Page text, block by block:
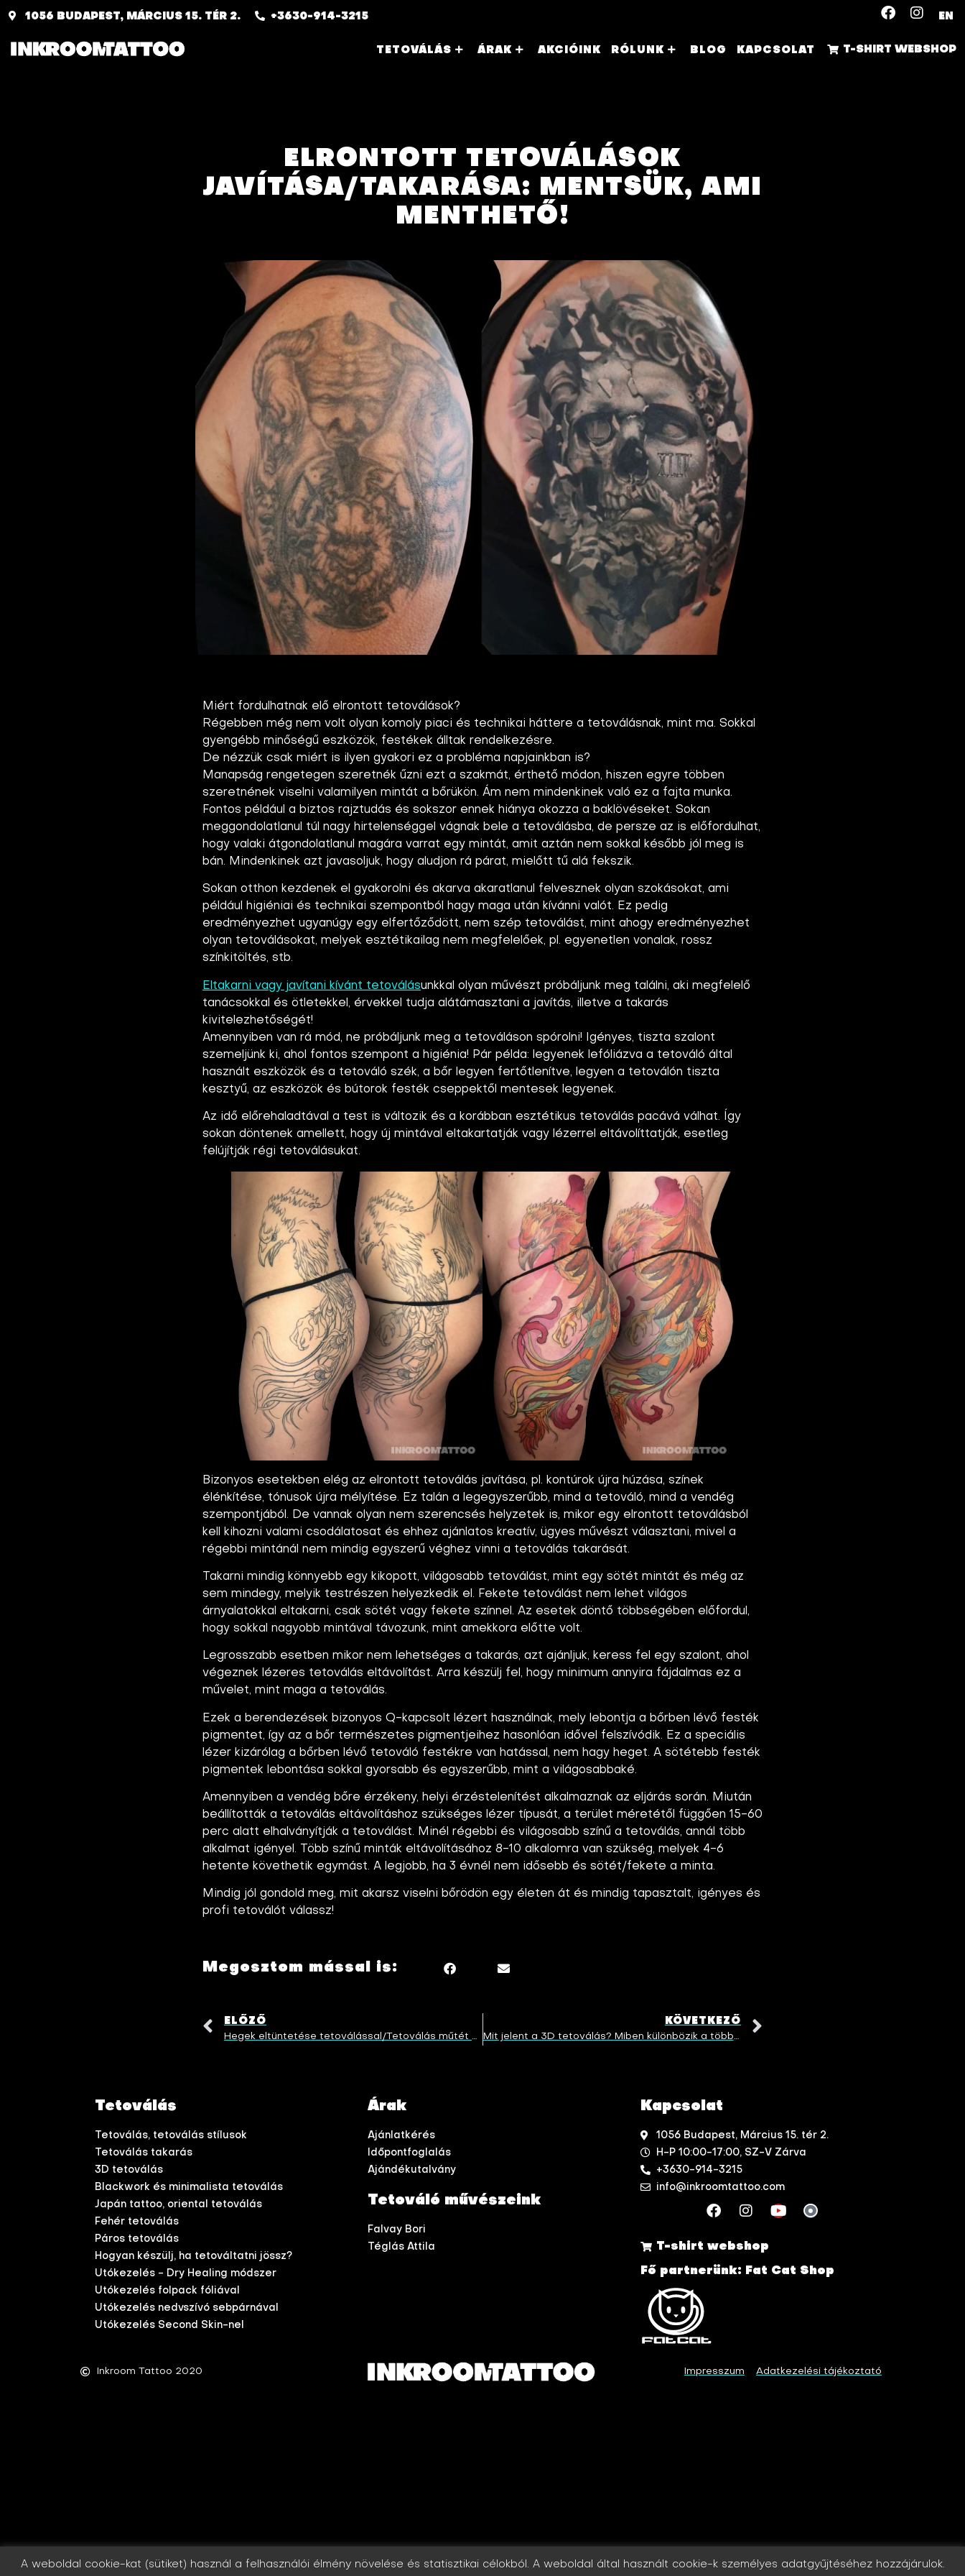
1056 BUDAPEST, MÁRCIUS 15. TÉR 2. +3630-914-3215 EN
TETOVÁLÁS ÁRAK AKCIÓINK RÓLUNK BLOG KAPCSOLAT T-SHIRT WEBSHOP
ELRONTOTT TETOVÁLÁSOK
JAVÍTÁSA/TAKARÁSA: MENTSÜK, AMI
MENTHETŐ!
Miért fordulhatnak elő elrontott tetoválások?
Régebben még nem volt olyan komoly piaci és technikai háttere a tetoválásnak, mint ma. Sokkal
gyengébb minőségű eszközök, festékek álltak rendelkezésre.
De nézzük csak miért is ilyen gyakori ez a probléma napjainkban is?
Manapság rengetegen szeretnék űzni ezt a szakmát, érthető módon, hiszen egyre többen
szeretnének viselni valamilyen mintát a bőrükön. Ám nem mindenkinek való ez a fajta munka.
Fontos például a biztos rajztudás és sokszor ennek hiánya okozza a baklövéseket. Sokan
meggondolatlanul túl nagy hirtelenséggel vágnak bele a tetoválásba, de persze az is előfordulhat,
hogy valaki átgondolatlanul magára varrat egy mintát, amit aztán nem sokkal később jól meg is
bán. Mindenkinek azt javasoljuk, hogy aludjon rá párat, mielőtt tű alá fekszik.
Sokan otthon kezdenek el gyakorolni és akarva akaratlanul felvesznek olyan szokásokat, ami
például higiéniai és technikai szempontból hagy maga után kívánni valót. Ez pedig
eredményezhet ugyanúgy egy elfertőződött, nem szép tetoválást, mint ahogy eredményezhet
olyan tetoválásokat, melyek esztétikailag nem megfelelőek, pl. egyenetlen vonalak, rossz
színkitöltés, stb.
Eltakarni vagy javítani kívánt tetoválásunkkal olyan művészt próbáljunk meg találni, aki megfelelő
tanácsokkal és ötletekkel, érvekkel tudja alátámasztani a javítás, illetve a takarás
kivitelezhetőségét!
Amennyiben van rá mód, ne próbáljunk meg a tetováláson spórolni! Igényes, tiszta szalont
szemeljünk ki, ahol fontos szempont a higiénia! Pár példa: legyenek lefóliázva a tetováló által
használt eszközök és a tetováló szék, a bőr legyen fertőtlenítve, legyen a tetoválón tiszta
kesztyű, az eszközök és bútorok festék cseppektől mentesek legyenek.
Az idő előrehaladtával a test is változik és a korábban esztétikus tetoválás pacává válhat. Így
sokan döntenek amellett, hogy új mintával eltakartatják vagy lézerrel eltávolíttatják, esetleg
felújítják régi tetoválásukat.
Bizonyos esetekben elég az elrontott tetoválás javítása, pl. kontúrok újra húzása, színek
élénkítése, tónusok újra mélyítése. Ez talán a legegyszerűbb, mind a tetováló, mind a vendég
szempontjából. De vannak olyan nem szerencsés helyzetek is, mikor egy elrontott tetoválásból
kell kihozni valami csodálatosat és ehhez ajánlatos kreatív, ügyes művészt választani, mivel a
régebbi mintánál nem mindig egyszerű véghez vinni a tetoválás takarását.
Takarni mindig könnyebb egy kikopott, világosabb tetoválást, mint egy sötét mintát és még az
sem mindegy, melyik testrészen helyezkedik el. Fekete tetoválást nem lehet világos
árnyalatokkal eltakarni, csak sötét vagy fekete színnel. Az esetek döntő többségében előfordul,
hogy sokkal nagyobb mintával távozunk, mint amekkora előtte volt.
Legrosszabb esetben mikor nem lehetséges a takarás, azt ajánljuk, keress fel egy szalont, ahol
végeznek lézeres tetoválás eltávolítást. Arra készülj fel, hogy minimum annyira fájdalmas ez a
művelet, mint maga a tetoválás.
Ezek a berendezések bizonyos Q-kapcsolt lézert használnak, mely lebontja a bőrben lévő festék
pigmentet, így az a bőr természetes pigmentjeihez hasonlóan idővel felszívódik. Ez a speciális
lézer kizárólag a bőrben lévő tetováló festékre van hatással, nem hagy heget. A sötétebb festék
pigmentek lebontása sokkal gyorsabb és egyszerűbb, mint a világosabbaké.
Amennyiben a vendég bőre érzékeny, helyi érzéstelenítést alkalmaznak az eljárás során. Miután
beállították a tetoválás eltávolításhoz szükséges lézer típusát, a terület méretétől függően 15-60
perc alatt elhalványítják a tetoválást. Minél régebbi és világosabb színű a tetoválás, annál több
alkalmat igényel. Több színű minták eltávolításához 8-10 alkalomra van szükség, melyek 4-6
hetente követhetik egymást. A legjobb, ha 3 évnél nem idősebb és sötét/fekete a minta.
Mindig jól gondold meg, mit akarsz viselni bőrödön egy életen át és mindig tapasztalt, igényes és
profi tetoválót válassz!
Megosztom mással is:
ELŐZŐ
Hegek eltüntetése tetoválással/Tetoválás műtét után?!
KÖVETKEZŐ
Mit jelent a 3D tetoválás? Miben különbözik a többi stílustól?
Tetoválás
Tetoválás, tetoválás stílusok
Tetoválás takarás
3D tetoválás
Blackwork és minimalista tetoválás
Japán tattoo, oriental tetoválás
Fehér tetoválás
Páros tetoválás
Hogyan készülj, ha tetováltatni jössz?
Utókezelés - Dry Healing módszer
Utókezelés folpack fóliával
Utókezelés nedvszívó sebpárnával
Utókezelés Second Skin-nel
Árak
Ajánlatkérés
Időpontfoglalás
Ajándékutalvány
Tetováló művészeink
Falvay Bori
Téglás Attila
Kapcsolat
1056 Budapest, Március 15. tér 2.
H-P 10:00-17:00, SZ-V Zárva
+3630-914-3215
info@inkroomtattoo.com
T-shirt webshop
Fő partnerünk: Fat Cat Shop
Inkroom Tattoo 2020 Impresszum Adatkezelési tájékoztató
A weboldal cookie-kat (sütiket) használ a felhasználói élmény növelése és statisztikai célokból. A weboldal által használt cookie-k személyes adatgyűjtéséhez hozzájárulok.